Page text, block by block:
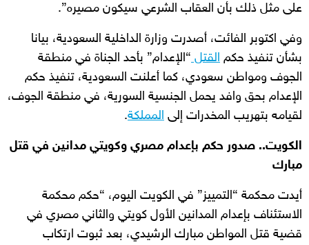
على مثل ذلك بأن العقاب الشرعي سيكون مصيره”.
وفي اكتوبر الفائت، أصدرت وزارة الداخلية السعودية، بيانا
بشأن تنفيذ حكم القتل “الإعدام” بأحد الجناة في منطقة
الجوف ومواطن سعودي، كما أعلنت السعودية، تنفيذ حكم
الإعدام بحق وافد يحمل الجنسية السورية، في منطقة الجوف،
لقيامه بتهريب المخدرات إلى المملكة.
الكويت.. صدور حكم بإعدام مصري وكويتي مدانين في قتل
مبارك
أيدت محكمة “التمييز” في الكويت اليوم، “حكم محكمة
الاستئناف بإعدام المدانين الأول كويتي والثاني مصري في
قضية قتل المواطن مبارك الرشيدي، بعد ثبوت ارتكاب